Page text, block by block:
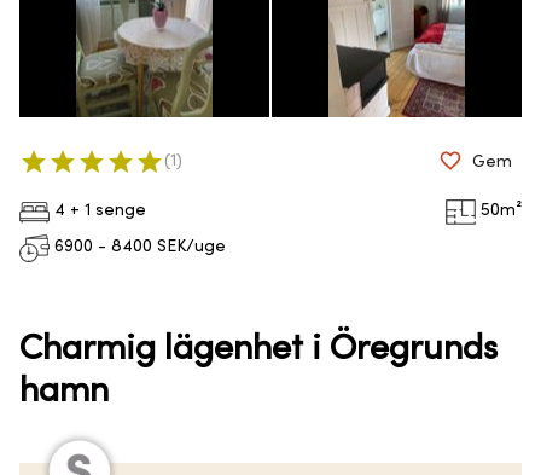
4 + 1 senge 50m²
6900 - 8400 SEK/uge
( 1 ) Gem
Charmig lägenhet i Öregrunds
hamn